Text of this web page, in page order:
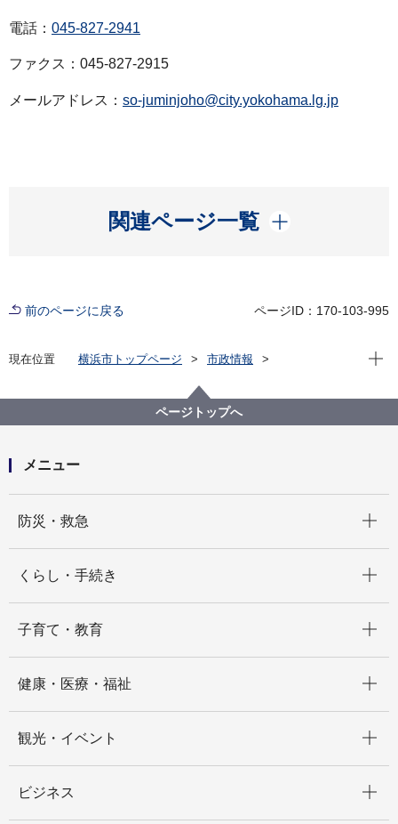
電話： 045-827-2941
ファクス：045-827-2915
メールアドレス： so-juminjoho@city.yokohama.lg.jp
関連ページ一覧
開く
前のページに戻る ページID：170-103-995
現在位置 横浜市トップページ
市政情報
住民基本台帳ネットワークシステムにおける障害復旧
現在
ページトップへ
メニュー
防災・救急
くらし・手続き
子育て・教育
健康・医療・福祉
観光・イベント
ビジネス